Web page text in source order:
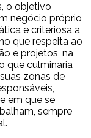
o objetivo
negócio próprio
e criteriosa a
que respeita ao
e projetos, na
que culminaria
zonas de
em que se
sempre